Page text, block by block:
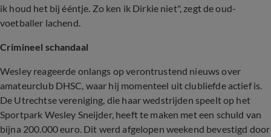
ik houd het bij ééntje. Zo ken ik Dirkie niet", zegt de oud-
voetballer lachend.
Crimineel schandaal
Wesley reageerde onlangs op verontrustend nieuws over
amateurclub DHSC, waar hij momenteel uit clubliefde actief is.
De Utrechtse vereniging, die haar wedstrijden speelt op het
Sportpark Wesley Sneijder, heeft te maken met een schuld van
bijna 200.000 euro. Dit werd afgelopen weekend bevestigd door